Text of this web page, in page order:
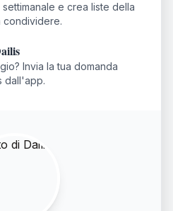
e crea liste della
condividere.
Invia la tua domanda
dall'app.